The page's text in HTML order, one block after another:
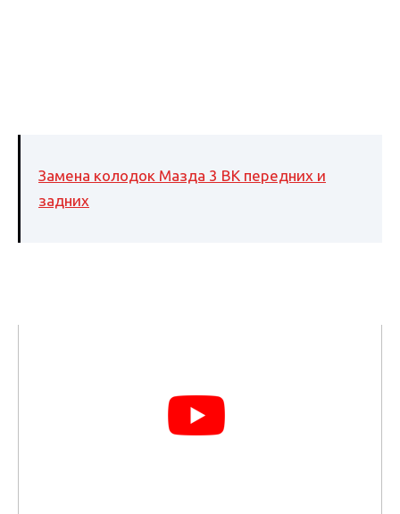
Замена колодок Мазда 3 BK передних и
задних